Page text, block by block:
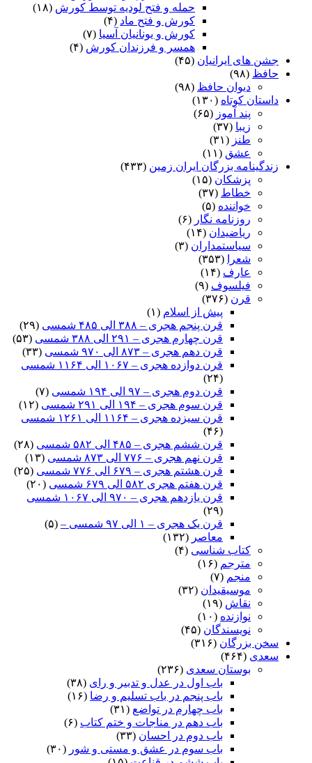
حمله و فتح لودیه توسط کورش (۱۸)
کورش و فتح ماد (۴)
کورش و یونانیان آسیا (۷)
همسر و فرزندان کورش (۴)
جشن های ایرانیان (۴۵)
حافظ (۹۸)
دیوان حافظ (۹۸)
داستان کوتاه (۱۳۰)
پند آموز (۶۵)
زیبا (۳۷)
طنز (۳۱)
عشق (۱۱)
زندگینامه بزرگان ایران زمین (۴۳۳)
پزشکان (۱۵)
خطاط (۳۷)
خواننده (۵)
روزنامه نگار (۶)
ریاضیدان (۱۴)
سیاستمداران (۳)
شعرا
(۳۵۳)
عارف (۱۴)
فیلسوف (۹)
قرن (۳۷۶)
پیش از اسلام (۱)
قرن پنجم هجری – ۳۸۸ الی ۴۸۵ شمسی
(۲۹)
قرن چهارم هجری – ۲۹۱ الی ۳۸۸ شمسی
(۵۳)
قرن دهم هجری – ۸۷۳ الی ۹۷۰ شمسی
(۳۳)
قرن دوازده هجری – ۱۰۶۷ الی ۱۱۶۴ شمسی
(۲۴)
قرن دوم هجری – ۹۷ الی ۱۹۴ شمسی
(۷)
قرن سوم هجری – ۱۹۴ الی ۲۹۱ شمسی
(۱۲)
قرن سیزده هجری – ۱۱۶۴ الی ۱۲۶۱ شمسی
(۴۶)
قرن ششم هجری – ۴۸۵ الی ۵۸۲ شمسی
(۲۸)
قرن نهم هجری – ۷۷۶ الی ۸۷۳ شمسی
(۱۳)
قرن هشتم هجری – ۶۷۹ الی ۷۷۶ شمسی
(۲۵)
قرن هفتم هجری ۵۸۲ الی ۶۷۹ شمسی
(۲۰)
قرن یازدهم هجری – ۹۷۰ الی ۱۰۶۷ شمسی
(۲۹)
قرن یک هجری – ۱ الی ۹۷ شمسی –
(۵)
معاصر (۱۳۲)
کتاب شناسی (۴)
مترجم (۱۶)
منجم (۷)
موسیقیدان (۳۲)
نقاش (۱۹)
نوازنده (۱۰)
نویسندگان (۴۵)
سخن بزرگان (۳۱۶)
سعدی (۴۶۴)
بوستان سعدی (۲۳۶)
باب اول در عدل و تدبیر و رای (۳۸)
باب پنجم در باب تسلیم و رضا (۱۶)
باب چهارم در تواضع (۳۱)
باب دهم در مناجات و ختم کتاب (۶)
باب دوم در احسان (۳۳)
باب سوم در عشق و مستی و شور (۳۰)